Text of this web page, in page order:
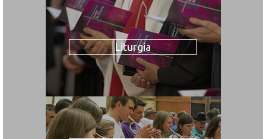
Liturgia